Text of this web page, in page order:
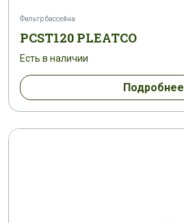
Фильтр бассейна
PCST120 PLEATCO
Есть в наличии
Подробнее